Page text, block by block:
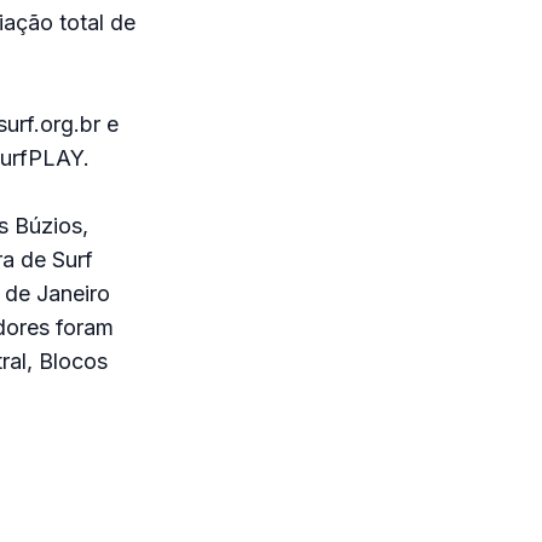
total de
e
Búzios,
de Surf
Janeiro
foram
Blocos